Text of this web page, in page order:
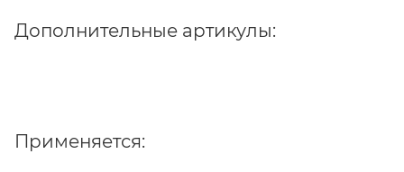
Дополнительные артикулы:
Применяется: